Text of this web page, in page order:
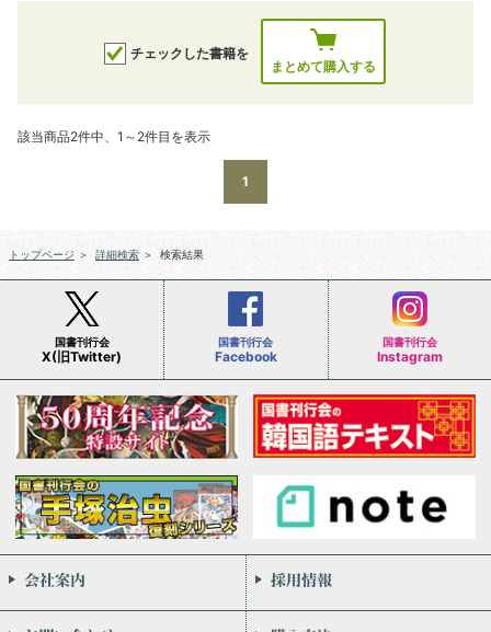
チェックした書籍を
まとめて購入する
該当商品2件中、1～2件目を表示
1
トップページ ＞ 詳細検索 ＞ 検索結果
国書刊行会
X(旧Twitter)
国書刊行会
Facebook
国書刊行会
Instagram
会社案内
お問い合わせ